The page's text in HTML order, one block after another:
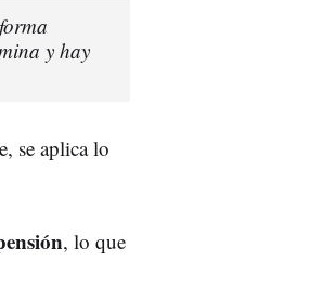
y hay
se aplica lo
, lo que